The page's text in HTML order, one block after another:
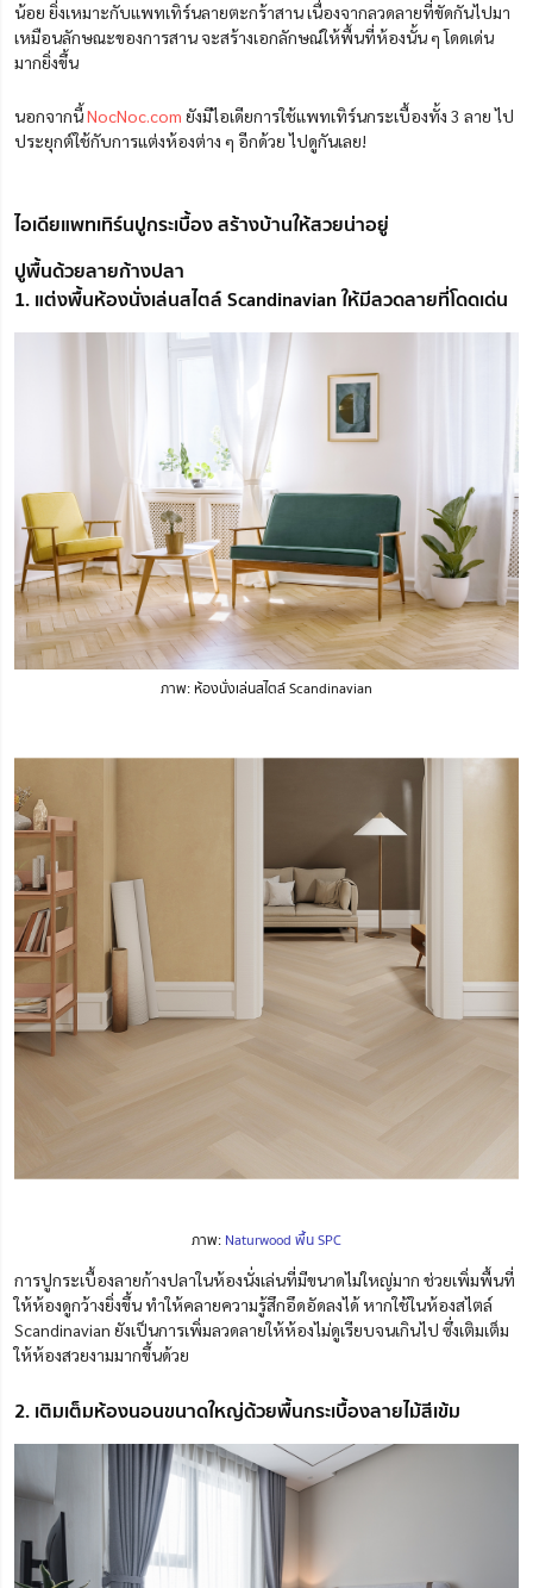
น้อย ยิ่งเหมาะกับแพทเทิร์นลายตะกร้าสาน เนื่องจากลวดลายที่ขัดกันไปมา
เหมือนลักษณะของการสาน จะสร้างเอกลักษณ์ให้พื้นที่ห้องนั้น ๆ โดดเด่น
มากยิ่งขึ้น
นอกจากนี้NocNoc.com ยังมีไอเดียการใช้แพทเทิร์นกระเบื้องทั้ง 3 ลาย ไป
ประยุกต์ใช้กับการแต่งห้องต่าง ๆ อีกด้วย ไปดูกันเลย!
ไอเดียแพทเทิร์นปูกระเบื้อง สร้างบ้านให้สวยน่าอยู่
ปูพื้นด้วยลายก้างปลา
1. แต่งพื้นห้องนั่งเล่นสไตล์ ​Scandinavian ให้มีลวดลายที่โดดเด่น
ภาพ: ห้องนั่งเล่นสไตล์ Scandinavian
ภาพ: Naturwood พื้น SPC
การปูกระเบื้องลายก้างปลาในห้องนั่งเล่นที่มีขนาดไม่ใหญ่มาก ช่วยเพิ่มพื้นที่
ให้ห้องดูกว้างยิ่งขึ้น ทำให้คลายความรู้สึกอึดอัดลงได้ หากใช้ในห้องสไตล์
Scandinavian ยังเป็นการเพิ่มลวดลายให้ห้องไม่ดูเรียบจนเกินไป ซึ่งเติมเต็ม
ให้ห้องสวยงามมากขึ้นด้วย
2. เติมเต็มห้องนอนขนาดใหญ่ด้วยพื้นกระเบื้องลายไม้สีเข้ม